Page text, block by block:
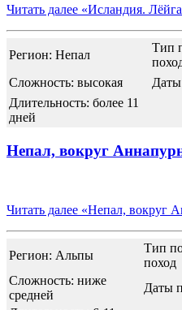
Читать далее «Исландия.
Регион: Непал
Тип
Сложность: высокая
Даты
Длительность: более 11
дней
Непал, вокруг
Читать далее «Непал, вокруг
Регион: Альпы
Тип
поход
Сложность: ниже
средней
Даты